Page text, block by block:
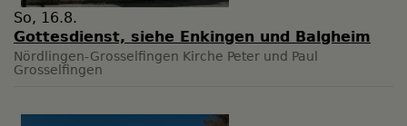
So, 16.8.
Gottesdienst, siehe Enkingen und Balgheim
Nördlingen-Grosselfingen Kirche Peter und Paul
Grosselfingen